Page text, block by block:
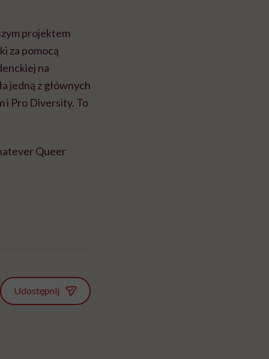
projektem
za pomocą
na
jedną z głównych
i Pro Diversity. To
Queer
Udostępnij